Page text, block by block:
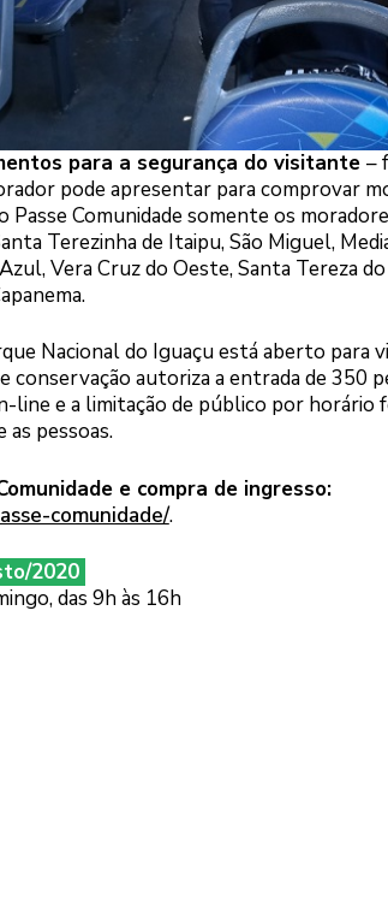
para a segurança do visitante –
pode apresentar para comprovar
Comunidade somente os
Terezinha de Itaipu, São Miguel,
Vera Cruz do Oeste, Santa Tereza
Nacional do Iguaçu está aberto para
conservação autoriza a entrada de 350
line e a limitação de público por horário
pessoas.
e compra de ingresso:
comunidade/.
2020
das 9h às 16h